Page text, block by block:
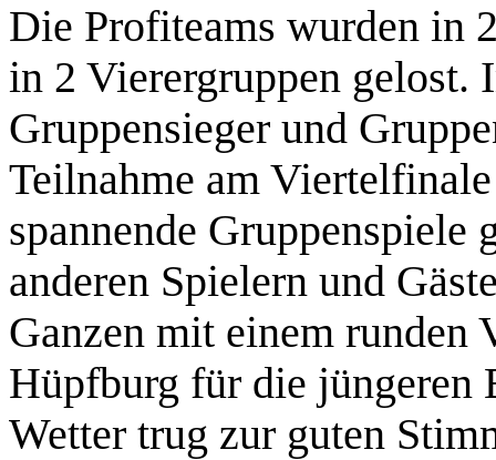
Die Profiteams wurden in
in 2 Vierergruppen gelost.
Gruppensieger und
Teilnahme am
spannende Gruppenspiele
anderen Spielern und
Ganzen mit einem runden
Hüpfburg für die jüngeren
Wetter trug zur guten